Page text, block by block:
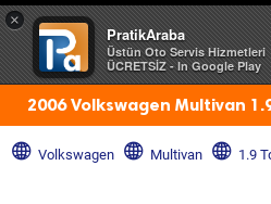
×
PratikAraba
Üstün Oto Servis Hizmetleri
ÜCRETSİZ - In Google Play
2006 Volkswagen Multivan
Volkswagen Multivan 1.9